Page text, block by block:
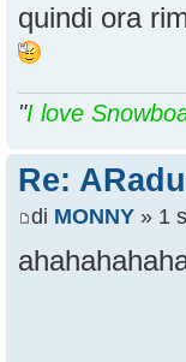
quindi ora
"I love
Re:
di MONNY » 1